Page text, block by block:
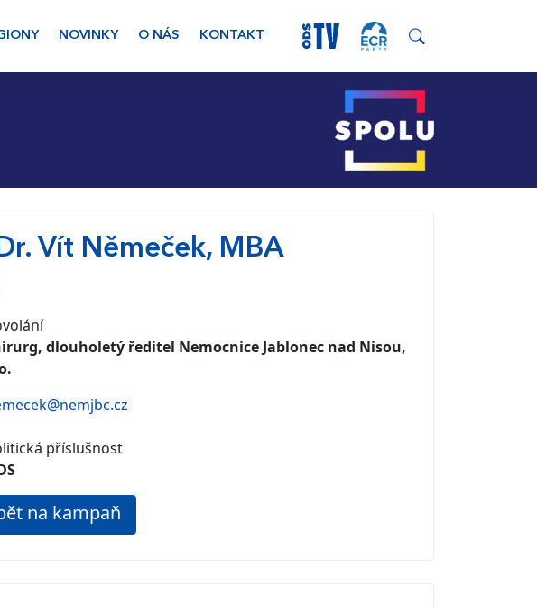
NOVINKY O NÁS KONTAKT
Vít Němeček, MBA
dlouholetý ředitel Nemocnice Jablonec nad Nisou,
příslušnost
na kampaň